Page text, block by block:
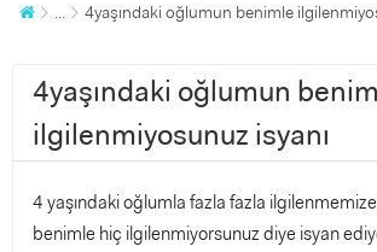
... 4yaşındaki oğlumun benimle
4yaşındaki oğlumun
ilgilenmiyosunuz isyanı
4 yaşındaki oğlumla fazla fazla
benimle hiç ilgilenmiyorsunuz diye isyan